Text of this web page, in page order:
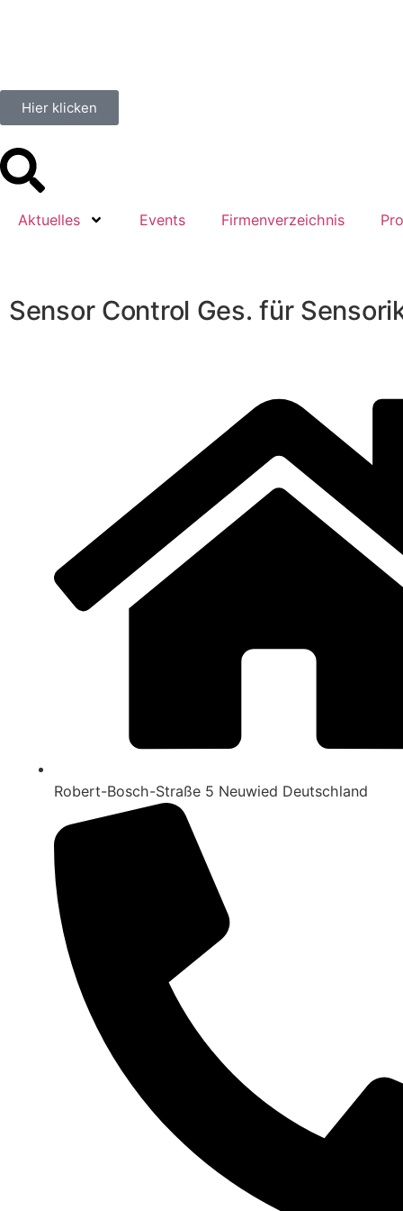
Hier klicken
Aktuelles Events Firmenverzeichnis
Sensor Control Ges. für
Robert-Bosch-Straße 5 Neuwied Deutschland